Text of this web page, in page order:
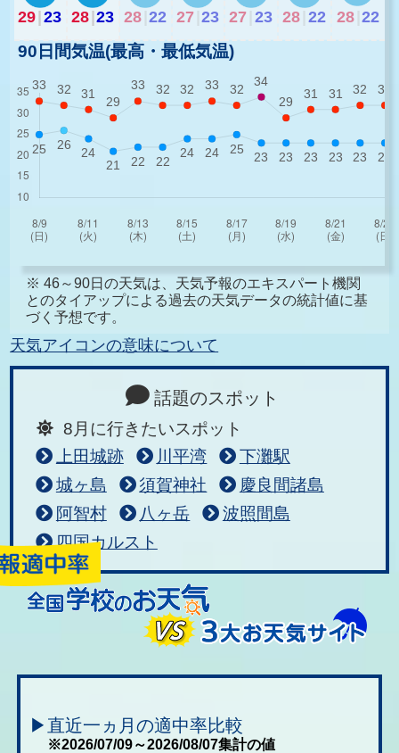
29|23 28|23 28 22 27 23 27 23 28 22 28 22
90日間気温(最高・最低気温)
※ 46～90日の天気は、天気予報のエキスパート機関
とのタイアップによる過去の天気データの統計値に基
づく予想です。
天気アイコンの意味について
話題のスポット
8月に行きたいスポット
上田城跡
川平湾
下灘駅
城ヶ島
須賀神社
慶良間諸島
阿智村
八ヶ岳
波照間島
四国カルスト
▶直近一ヵ月の適中率比較
※2026/07/09～2026/08/07集計の値